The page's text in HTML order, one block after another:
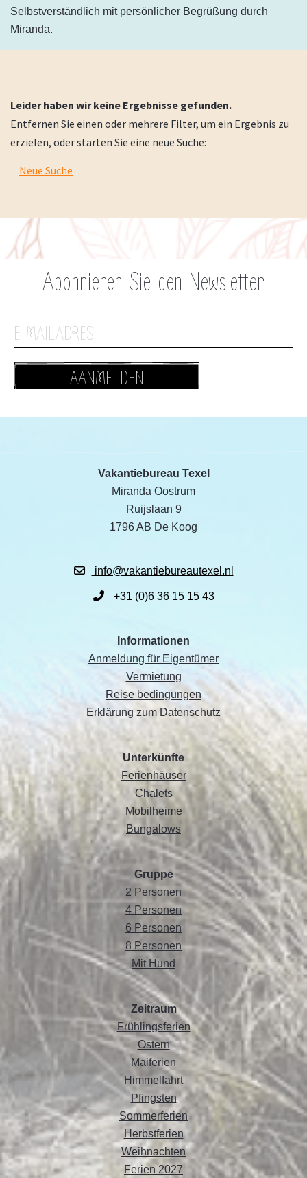
Selbstverständlich mit persönlicher Begrüßung durch
Miranda.
Leider haben wir keine Ergebnisse gefunden.
Entfernen Sie einen oder mehrere Filter, um ein Ergebnis zu
erzielen, oder starten Sie eine neue Suche:
Neue Suche
Abonnieren Sie den Newsletter
AANMELDEN
Vakantiebureau Texel
Miranda Oostrum
Ruijslaan 9
1796 AB De Koog
info@vakantiebureautexel.nl
+31 (0)6 36 15 15 43
Informationen
Anmeldung für Eigentümer
Vermietung
Reise bedingungen
Erklärung zum Datenschutz
Unterkünfte
Ferienhäuser
Chalets
Mobilheime
Bungalows
Gruppe
2 Personen
4 Personen
6 Personen
8 Personen
Mit Hund
Zeitraum
Frühlingsferien
Ostern
Maiferien
Himmelfahrt
Pfingsten
Sommerferien
Herbstferien
Weihnachten
Ferien 2027